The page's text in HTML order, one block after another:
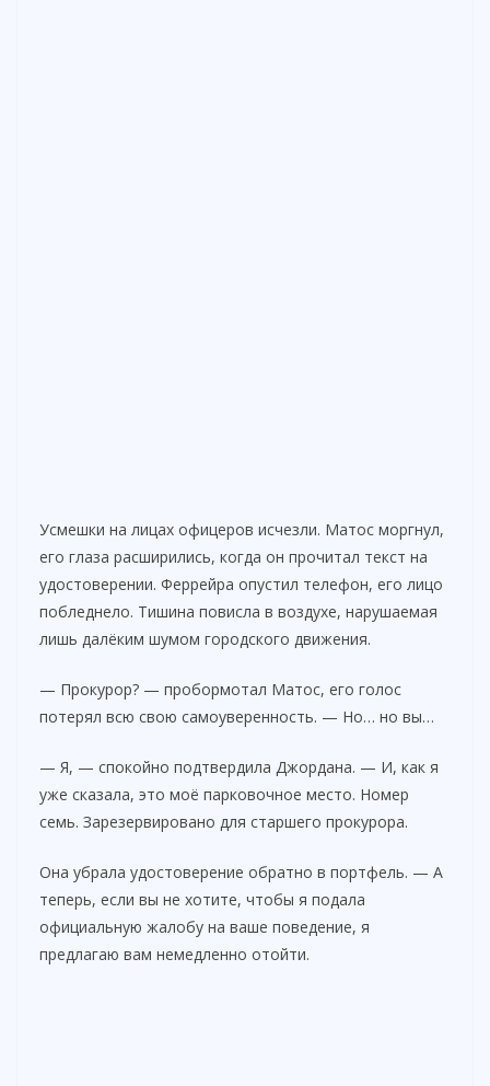
Усмешки на лицах офицеров исчезли. Матос моргнул,
его глаза расширились, когда он прочитал текст на
удостоверении. Феррейра опустил телефон, его лицо
побледнело. Тишина повисла в воздухе, нарушаемая
лишь далёким шумом городского движения.
— Прокурор? — пробормотал Матос, его голос
потерял всю свою самоуверенность. — Но… но вы…
— Я, — спокойно подтвердила Джордана. — И, как я
уже сказала, это моё парковочное место. Номер
семь. Зарезервировано для старшего прокурора.
Она убрала удостоверение обратно в портфель. — А
теперь, если вы не хотите, чтобы я подала
официальную жалобу на ваше поведение, я
предлагаю вам немедленно отойти.